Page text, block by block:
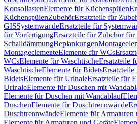
KonsollastenElemente für Küchenspülen
KüchenspülenZubehörErsatzteile für
GISSystemwändeErsatzteile für
für VorfertigungErsatzteile für Zubehör
SchalldämmungBeplankungen
MontageelementeElemente für WCs
WCsElemente für WaschtischeErsatzteile
WaschtischeElemente für BidetsErsatzteile
BidetsElemente für UrinaleErsatzteile für
UrinaleElemente für Duschen mit
Elemente für Duschen mit Wandablauf
DuschenElemente für Duschtrennwände
DuschtrennwändeElemente für Armaturen
Elemente für Armaturen und Geräte